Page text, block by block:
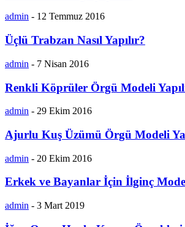
admin - 12 Temmuz 2016
Üçlü Trabzan Nasıl Yapılır?
admin - 7 Nisan 2016
Renkli Köprüler Örgü Modeli
admin - 29 Ekim 2016
Ajurlu Kuş Üzümü Örgü Modeli
admin - 20 Ekim 2016
Erkek ve Bayanlar İçin İlginç
admin - 3 Mart 2019